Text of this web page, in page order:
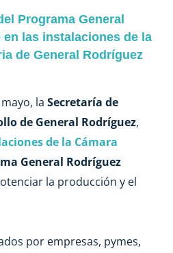
Programa General
las instalaciones de la
de General Rodríguez
la Secretaría de
de General Rodríguez,
de la Cámara
General Rodríguez
la producción y el
por empresas, pymes,